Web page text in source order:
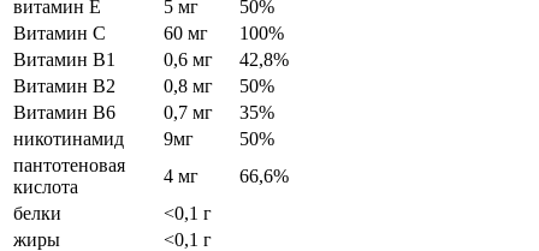
витамин Е
5 мг
50%
Витамин С
60 мг
100%
Витамин В1
0,6 мг
42,8%
Витамин В2
0,8 мг
50%
Витамин В6
0,7 мг
35%
никотинамид
9мг
50%
пантотеновая
кислота
4 мг
66,6%
белки
<0,1 г
жиры
<0,1 г